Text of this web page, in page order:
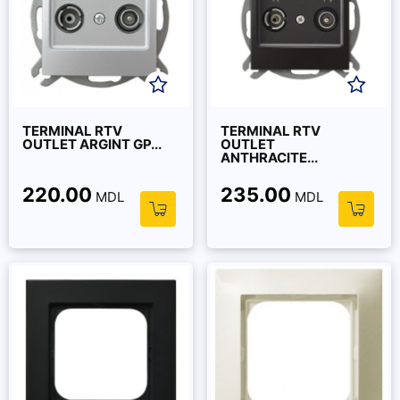
TERMINAL RTV
OUTLET ARGINT GP...
220.00 MDL
TERMINAL RTV
OUTLET
ANTHRACITE...
235.00 MDL